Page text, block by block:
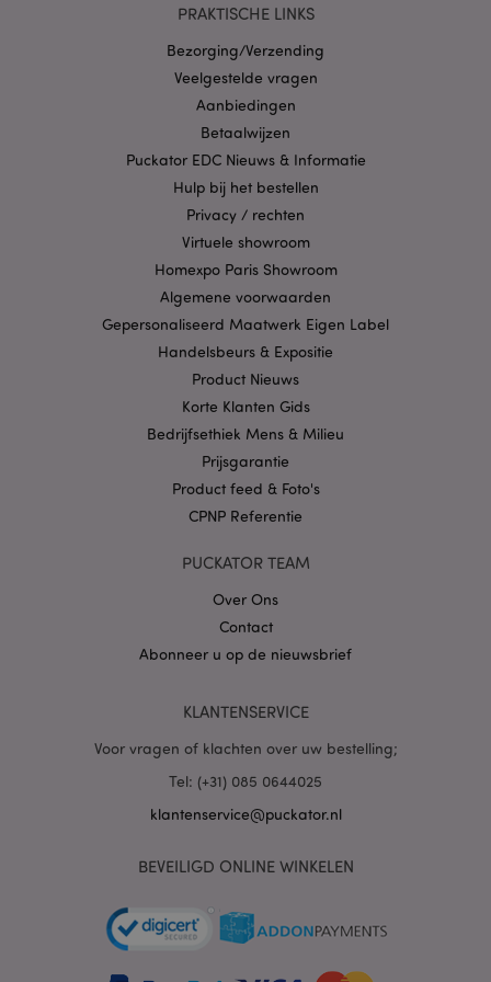
PRAKTISCHE LINKS
Bezorging/Verzending
Veelgestelde vragen
Aanbiedingen
Betaalwijzen
Puckator EDC Nieuws & Informatie
Hulp bij het bestellen
Privacy / rechten
Virtuele showroom
Homexpo Paris Showroom
Algemene voorwaarden
Gepersonaliseerd Maatwerk Eigen Label
Handelsbeurs & Expositie
Product Nieuws
Korte Klanten Gids
Bedrijfsethiek Mens & Milieu
Prijsgarantie
Product feed & Foto's
CPNP Referentie
PUCKATOR TEAM
Over Ons
Contact
Abonneer u op de nieuwsbrief
KLANTENSERVICE
Voor vragen of klachten over uw bestelling;
Tel: (+31) 085 0644025
klantenservice@puckator.nl
BEVEILIGD ONLINE WINKELEN
X-Magento-Vary
mage-cache-storage
mage-cache-sessid
Adobe Inc.
www.puckator.nl
www.google.com
form_key
.www.puckator.nl
Privacybeleid van
Google